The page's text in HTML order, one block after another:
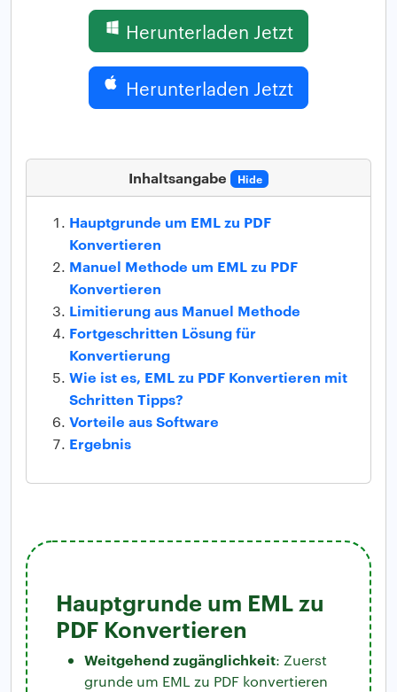
Herunterladen Jetzt
Herunterladen Jetzt
Inhaltsangabe Hide
Hauptgrunde um EML zu PDF
Konvertieren
Manuel Methode um EML zu PDF
Konvertieren
Limitierung aus Manuel Methode
Fortgeschritten Lösung für
Konvertierung
Wie ist es, EML zu PDF Konvertieren mit
Schritten Tipps?
Vorteile aus Software
Ergebnis
Hauptgrunde um EML zu
PDF Konvertieren
Weitgehend zugänglichkeit: Zuerst
grunde um EML zu PDF konvertieren